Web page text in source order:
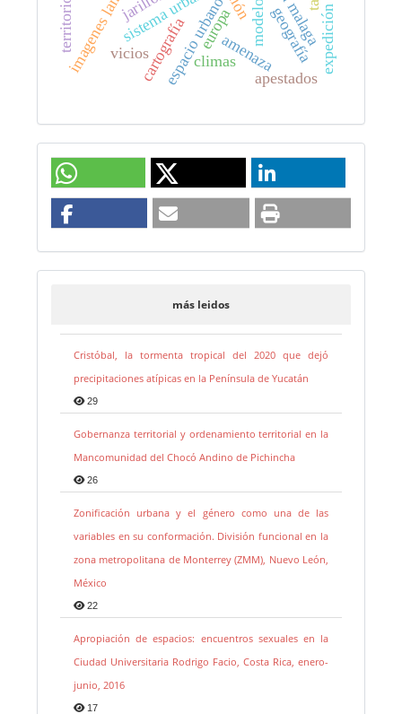
espacio urbano
imagenes landsat amenazageografía
cartografía apestados
climas
vicios
territorio europa
más leidos
Cristóbal, la tormenta tropical del 2020 que dejó
precipitaciones atípicas en la Península de Yucatán
29
Gobernanza territorial y ordenamiento territorial en la
Mancomunidad del Chocó Andino de Pichincha
26
Zonificación urbana y el género como una de las
variables en su conformación. División funcional en la
zona metropolitana de Monterrey (ZMM), Nuevo León,
México
22
Apropiación de espacios: encuentros sexuales en la
Ciudad Universitaria Rodrigo Facio, Costa Rica, enero-
junio, 2016
17